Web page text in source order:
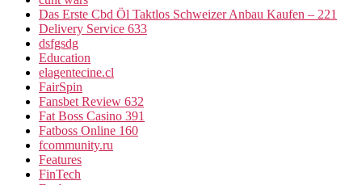
Das Erste Cbd Öl Taktlos Schweizer Anbau Kaufen – 221
Delivery Service 633
dsfgsdg
Education
elagentecine.cl
FairSpin
Fansbet Review 632
Fat Boss Casino 391
Fatboss Online 160
fcommunity.ru
Features
FinTech